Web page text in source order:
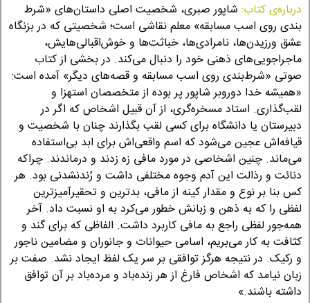
درباره‌ی کتاب: شاپور صبری، شخصیت اصلی داستان‌های «شرط‌
بندی روی اسب مسابقه» معلم نقاشی است؛ شخصیتی که در بزنگاه
عشق ورزیدن‌ها، نامرادی‌ها، خباثت‌ها و خوش‌اقبالی‌هایش،
ماجراجویی‌های ذهنی خود را دنبال می‌کند. در بخشی از کتاب
صوتی «شرط‌بندی روی اسب مسابقه و قصه‌های دیگر» آمده است:
«همیشه خدا دوروبر شاپور پر بوده از متخصصان استهزا و
لقب‌گذاری. استاد مسخره‌گری، از آن قبیل اشخاص که اگر در
دبیرستان یا دانشگاه برای کسی لقب بگذارند چنان با شخصیت و
قیافه‌اش عجین می‌شود که اسم واقعی‌اش برای ابد بی‌استفاده
می‌ماند. چنین اشخاصی در مورد مافی زه زدند و درماندند. چراکه
دنائت و رذالت این آدم وجوه مختلفی داشت و رُندنشدنی بود. هر
کس بنا بر نوع و مقدار کینه از مافی، بدترین و تحقیرآمیزترین
لفظی را که به ذهن و زبانش خطور می‌کرد به او نسبت داد. آخر
همه‌جور لفظی راجع به مافی کاربرد داشت. الفاظی که برای گند و
کثافت به کار می‌بریم، اسامی حیوانات و جانوران و مضامین ناجور
و رکیک. در نتیجه هرگز توافقی بر سر یک لفظ ایجاد نشد. صفت بر
زبان نیامد که اشخاص فارغ از هر زنده‌باد و مرده‌باد بر آن توافق
داشته باشند.»